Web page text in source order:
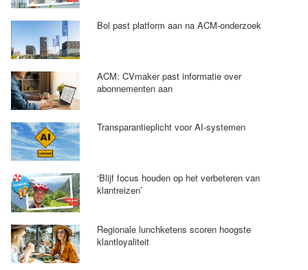
Bol past platform aan na ACM-onderzoek
ACM: CVmaker past informatie over
abonnementen aan
Transparantieplicht voor AI-systemen
‘Blijf focus houden op het verbeteren van
klantreizen’
Regionale lunchketens scoren hoogste
klantloyaliteit